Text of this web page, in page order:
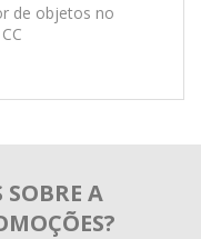
de objetos no
SOBRE A